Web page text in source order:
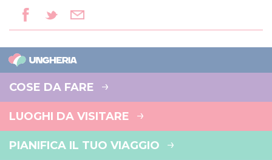
COSE DA FARE
LUOGHI DA VISITARE
PIANIFICA IL TUO VIAGGIO